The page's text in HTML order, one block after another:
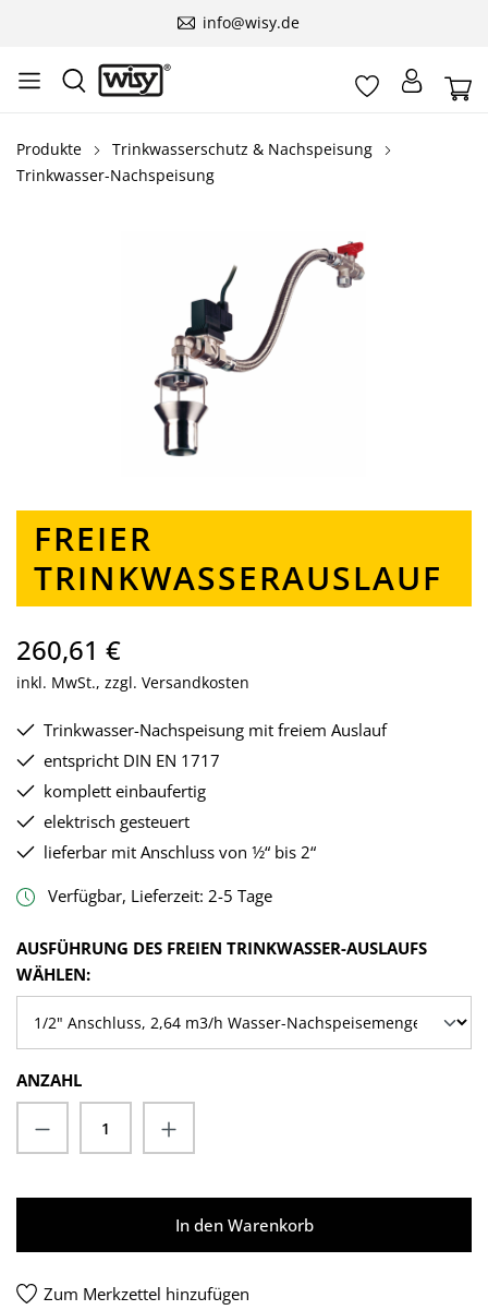
info@wisy.de
Produkte
Trinkwasserschutz & Nachspeisung
Trinkwasser-Nachspeisung
FREIER
TRINKWASSERAUSLAUF
260,61 €
inkl. MwSt., zzgl. Versandkosten
Trinkwasser-Nachspeisung mit freiem Auslauf
entspricht DIN EN 1717
komplett einbaufertig
elektrisch gesteuert
lieferbar mit Anschluss von 1⁄2“ bis 2“
Verfügbar, Lieferzeit: 2-5 Tage
AUSFÜHRUNG DES FREIEN TRINKWASSER-AUSLAUFS
WÄHLEN:AUSWÄHLEN
ANZAHL
Produkt Anzahl: Gib den gewünschten
In den Warenkorb
Zum Merkzettel hinzufügen